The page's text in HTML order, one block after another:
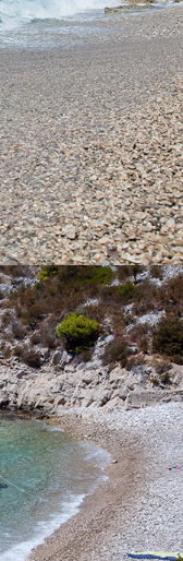
uvale. Odlikuju ju
ne može se dočarati
ili naručite naš brzi
Vožnja do ove plaže